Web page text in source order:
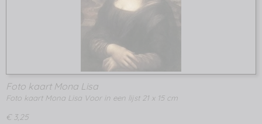
Foto kaart Mona Lisa
Foto kaart Mona Lisa Voor in een lijst 21 x 15 cm
€ 3,25